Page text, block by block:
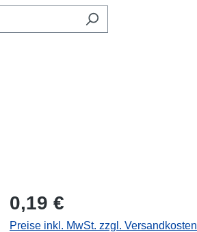
Regulärer Preis:
0,19 €
Preise inkl. MwSt. zzgl. Versandkosten